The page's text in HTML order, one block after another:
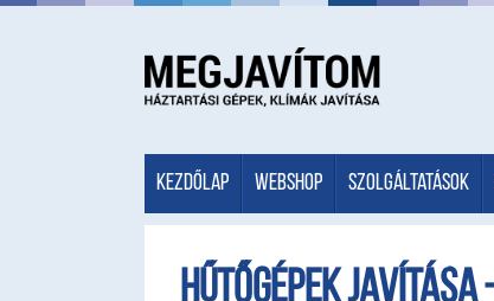
Kezdőlap Webshop Szolgáltatások
Hűtőgépek javítása